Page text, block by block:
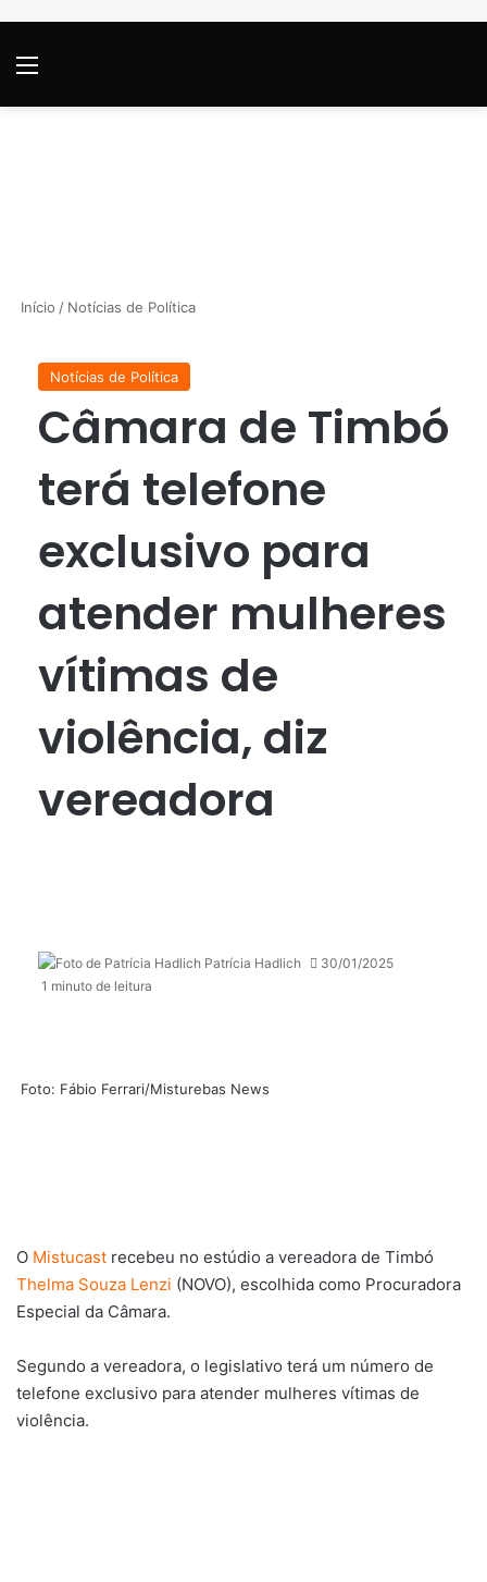
Início / Notícias de Política
Notícias de Política
Câmara de Timbó
terá telefone
exclusivo para
atender mulheres
vítimas de
violência, diz
vereadora
Patrícia Hadlich
30/01/2025
1 minuto de leitura
Foto: Fábio Ferrari/Misturebas News
O Mistucast recebeu no estúdio a vereadora de Timbó
Thelma Souza Lenzi (NOVO), escolhida como Procuradora
Especial da Câmara.
Segundo a vereadora, o legislativo terá um número de
telefone exclusivo para atender mulheres vítimas de
violência.